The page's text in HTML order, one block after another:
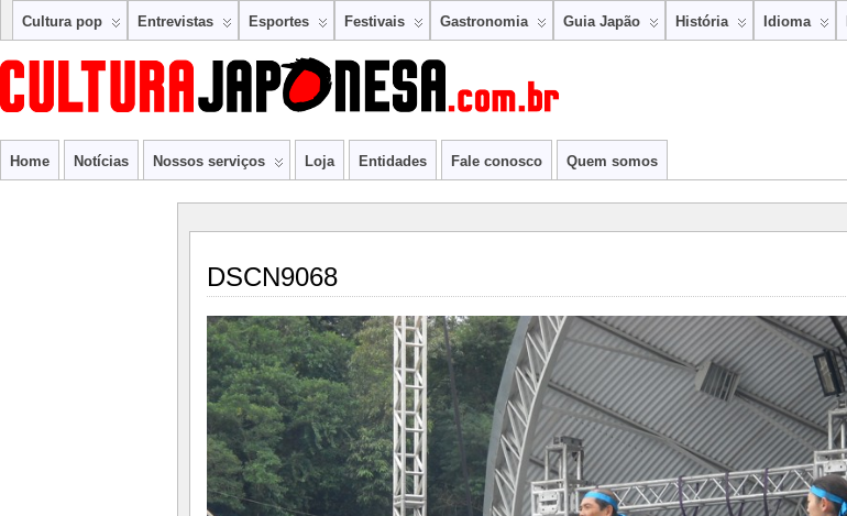
Cultura pop Entrevistas Esportes Festivais Gastronomia Guia Japão História Idioma
Home Notícias Nossos serviços Loja Entidades Fale conosco Quem somos
DSCN9068